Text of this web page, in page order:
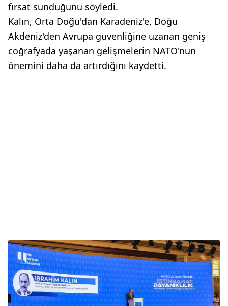
fırsat sunduğunu söyledi.
Kalın, Orta Doğu'dan Karadeniz'e, Doğu
Akdeniz'den Avrupa güvenliğine uzanan geniş
coğrafyada yaşanan gelişmelerin NATO'nun
önemini daha da artırdığını kaydetti.